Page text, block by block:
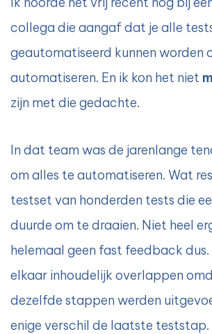
collega die aangaf dat je alle
geautomatiseerd kunnen worden
automatiseren. En ik kon het niet
zijn met die gedachte.
In dat team was de jarenlange
om alles te automatiseren. Wat
testset van honderden tests die
duurde om te draaien. Niet heel
helemaal geen fast feedback dus.
elkaar inhoudelijk overlappen
dezelfde stappen werden
enige verschil de laatste